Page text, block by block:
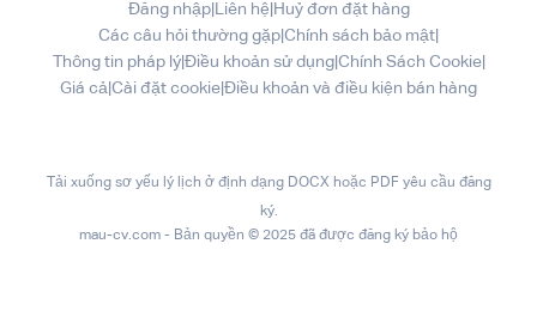
Đăng nhập| Liên hệ Huỷ đơn đặt hàng
Các câu hỏi thường gặp Chính sách bảo mật
Thông tin pháp lý| Điều khoản sử dụng| Chính Sách Cookie|
Giá cả Cài đặt cookie Điều khoản và điều kiện bán hàng
Tải xuống sơ yếu lý lịch ở định dạng DOCX hoặc PDF yêu cầu đăng
ký.
mau-cv.com - Bản quyền © 2025 đã được đăng ký bảo hộ